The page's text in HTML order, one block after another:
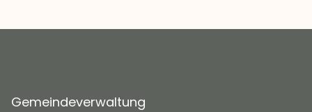
Gemeindeverwaltung